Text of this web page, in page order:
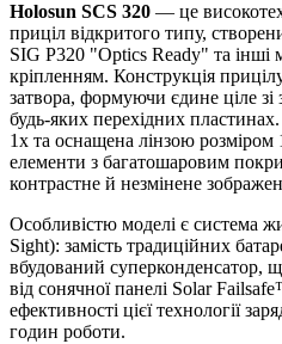
Holosun SCS 320 — це
приціл відкритого типу,
SIG P320 "Optics Ready" та інші
кріпленням. Конструкція
затвора, формуючи єдине ціле
будь-яких перехідних
1x та оснащена лінзою
елементи з багатошаровим
контрастне й незмінене
Особливістю моделі є система
Sight): замість традиційних
вбудований суперконденсатор,
від сонячної панелі Solar
ефективності цієї технології
годин роботи.